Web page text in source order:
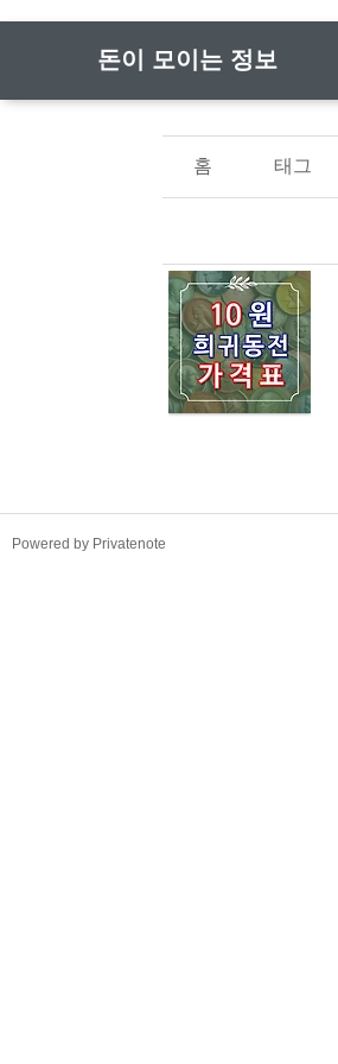
돈이 모이는 정보
홈 태그
Powered by Privatenote
TistoryWhaleSkin3.4